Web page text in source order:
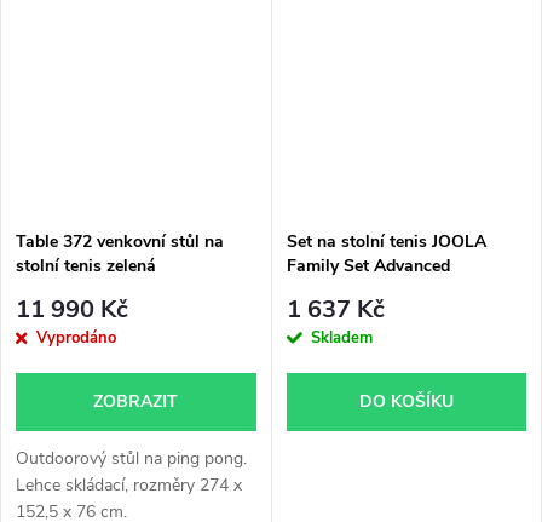
Table 372 venkovní stůl na
stolní tenis zelená
11 990 Kč
Vyprodáno
ZOBRAZIT
Outdoorový stůl na ping pong.
Lehce skládací, rozměry 274 x
152,5 x 76 cm.
Set na stolní tenis JOOLA
Family Set Advanced
1 637 Kč
Skladem
DO KOŠÍKU